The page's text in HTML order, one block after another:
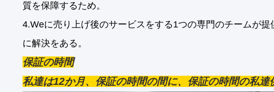
質を保障するため。
4.Weに売り上げ後のサービスをする1つの専門のチームが提
に解決をある。
保証の時間
私達は12か月、保証の時間の間に、保証の時間の私